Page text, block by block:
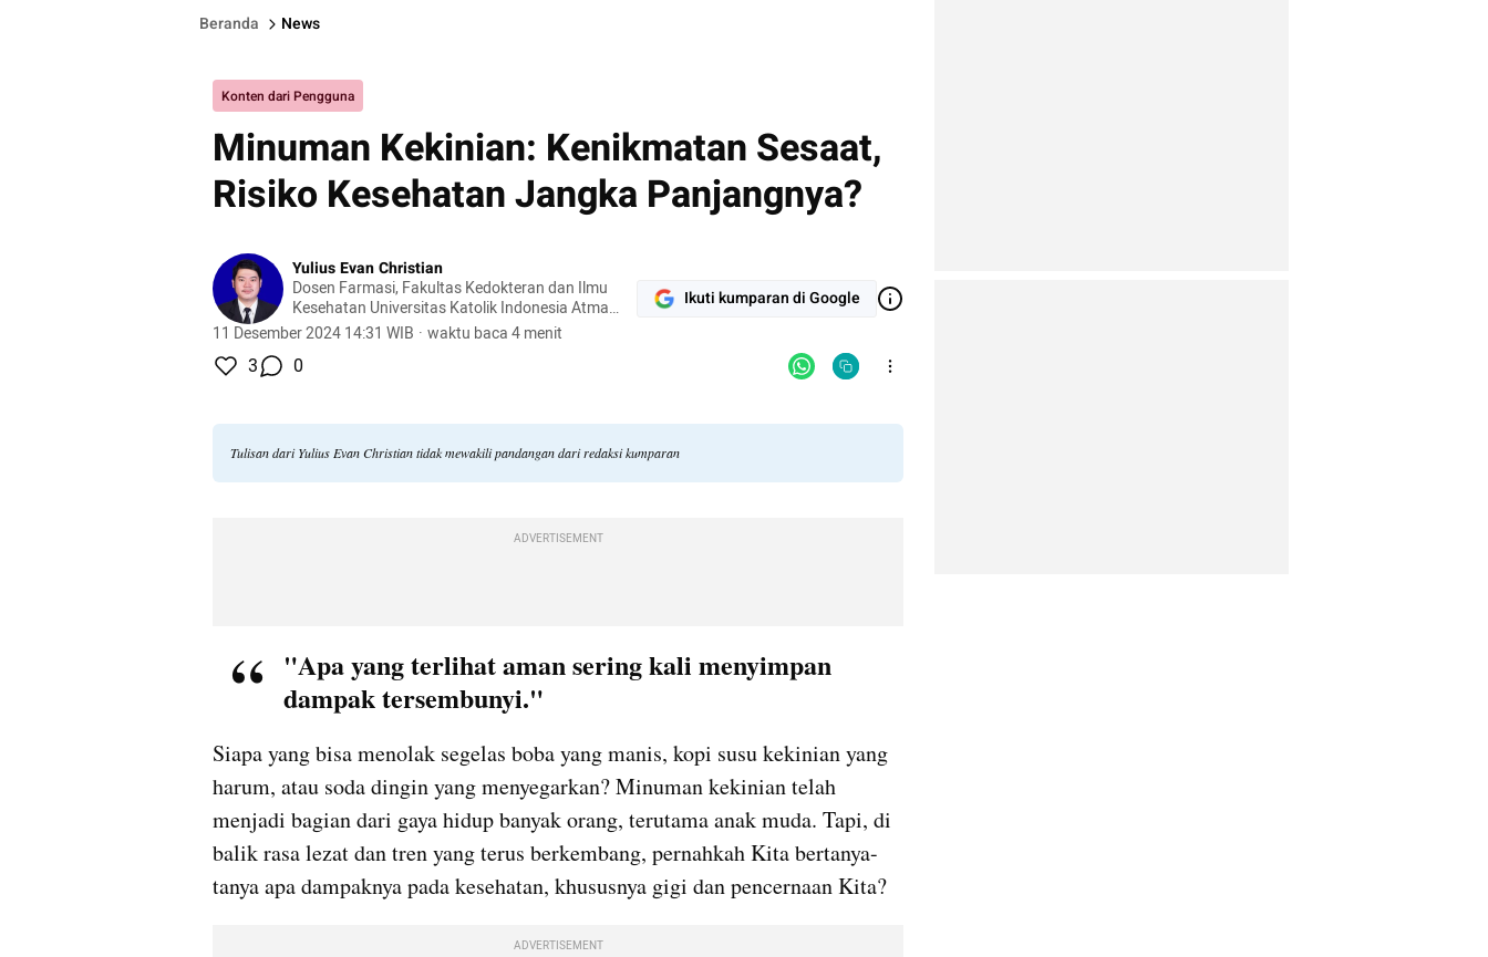
Beranda News
Konten dari Pengguna
Minuman Kekinian: Kenikmatan Sesaat,
Risiko Kesehatan Jangka Panjangnya?
Yulius Evan Christian
Dosen Farmasi, Fakultas Kedokteran dan Ilmu
Kesehatan Universitas Katolik Indonesia Atma
Jaya
11 Desember 2024 14:31 WIB · waktu baca 4 menit
Ikuti kumparan di Google
3 0
Tulisan dari Yulius Evan Christian tidak mewakili pandangan dari redaksi kumparan
ADVERTISEMENT
"Apa yang terlihat aman sering kali menyimpan
dampak tersembunyi."
Siapa yang bisa menolak segelas boba yang manis, kopi susu kekinian yang
harum, atau soda dingin yang menyegarkan? Minuman kekinian telah
menjadi bagian dari gaya hidup banyak orang, terutama anak muda. Tapi, di
balik rasa lezat dan tren yang terus berkembang, pernahkah Kita bertanya-
tanya apa dampaknya pada kesehatan, khususnya gigi dan pencernaan Kita?
ADVERTISEMENT